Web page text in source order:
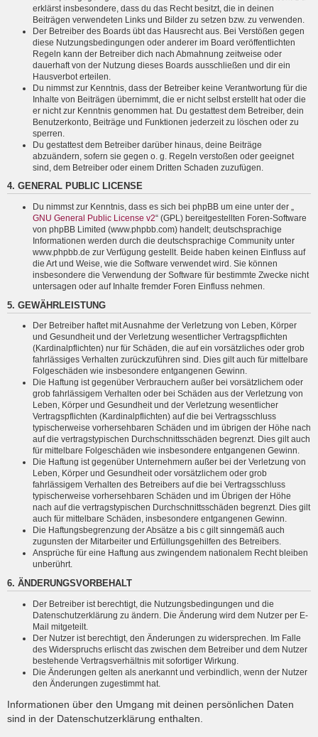
erklärst insbesondere, dass du das Recht besitzt, die in deinen
Beiträgen verwendeten Links und Bilder zu setzen bzw. zu verwenden.
Der Betreiber des Boards übt das Hausrecht aus. Bei Verstößen gegen
diese Nutzungsbedingungen oder anderer im Board veröffentlichten
Regeln kann der Betreiber dich nach Abmahnung zeitweise oder
dauerhaft von der Nutzung dieses Boards ausschließen und dir ein
Hausverbot erteilen.
Du nimmst zur Kenntnis, dass der Betreiber keine Verantwortung für die
Inhalte von Beiträgen übernimmt, die er nicht selbst erstellt hat oder die
er nicht zur Kenntnis genommen hat. Du gestattest dem Betreiber, dein
Benutzerkonto, Beiträge und Funktionen jederzeit zu löschen oder zu
sperren.
Du gestattest dem Betreiber darüber hinaus, deine Beiträge
abzuändern, sofern sie gegen o. g. Regeln verstoßen oder geeignet
sind, dem Betreiber oder einem Dritten Schaden zuzufügen.
4. GENERAL PUBLIC LICENSE
Du nimmst zur Kenntnis, dass es sich bei phpBB um eine unter der „
GNU General Public License v2“ (GPL) bereitgestellten Foren-Software
von phpBB Limited (www.phpbb.com) handelt; deutschsprachige
Informationen werden durch die deutschsprachige Community unter
www.phpbb.de zur Verfügung gestellt. Beide haben keinen Einfluss auf
die Art und Weise, wie die Software verwendet wird. Sie können
insbesondere die Verwendung der Software für bestimmte Zwecke nicht
untersagen oder auf Inhalte fremder Foren Einfluss nehmen.
5. GEWÄHRLEISTUNG
Der Betreiber haftet mit Ausnahme der Verletzung von Leben, Körper
und Gesundheit und der Verletzung wesentlicher Vertragspflichten
(Kardinalpflichten) nur für Schäden, die auf ein vorsätzliches oder grob
fahrlässiges Verhalten zurückzuführen sind. Dies gilt auch für mittelbare
Folgeschäden wie insbesondere entgangenen Gewinn.
Die Haftung ist gegenüber Verbrauchern außer bei vorsätzlichem oder
grob fahrlässigem Verhalten oder bei Schäden aus der Verletzung von
Leben, Körper und Gesundheit und der Verletzung wesentlicher
Vertragspflichten (Kardinalpflichten) auf die bei Vertragsschluss
typischerweise vorhersehbaren Schäden und im übrigen der Höhe nach
auf die vertragstypischen Durchschnittsschäden begrenzt. Dies gilt auch
für mittelbare Folgeschäden wie insbesondere entgangenen Gewinn.
Die Haftung ist gegenüber Unternehmern außer bei der Verletzung von
Leben, Körper und Gesundheit oder vorsätzlichem oder grob
fahrlässigem Verhalten des Betreibers auf die bei Vertragsschluss
typischerweise vorhersehbaren Schäden und im Übrigen der Höhe
nach auf die vertragstypischen Durchschnittsschäden begrenzt. Dies gilt
auch für mittelbare Schäden, insbesondere entgangenen Gewinn.
Die Haftungsbegrenzung der Absätze a bis c gilt sinngemäß auch
zugunsten der Mitarbeiter und Erfüllungsgehilfen des Betreibers.
Ansprüche für eine Haftung aus zwingendem nationalem Recht bleiben
unberührt.
6. ÄNDERUNGSVORBEHALT
Der Betreiber ist berechtigt, die Nutzungsbedingungen und die
Datenschutzerklärung zu ändern. Die Änderung wird dem Nutzer per E-
Mail mitgeteilt.
Der Nutzer ist berechtigt, den Änderungen zu widersprechen. Im Falle
des Widerspruchs erlischt das zwischen dem Betreiber und dem Nutzer
bestehende Vertragsverhältnis mit sofortiger Wirkung.
Die Änderungen gelten als anerkannt und verbindlich, wenn der Nutzer
den Änderungen zugestimmt hat.
Informationen über den Umgang mit deinen persönlichen Daten
sind in der Datenschutzerklärung enthalten.